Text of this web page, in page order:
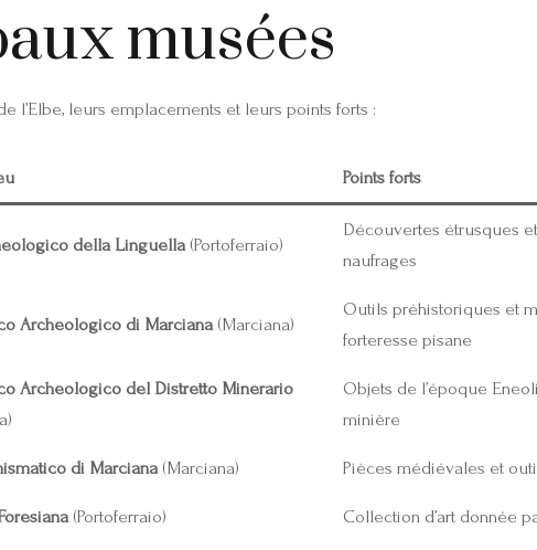
musées
l’Elbe, leurs emplacements et leurs points forts :
Points forts
della Linguella(Portoferraio)
Découvertes étrusques
naufrages
Archeologico di Marciana(Marciana)
Outils préhistoriques et
forteresse pisane
Archeologico del Distretto Minerario
Objets de l’époque
minière
di Marciana(Marciana) Pièces médiévales et
(Portoferraio) Collection d’art donnée